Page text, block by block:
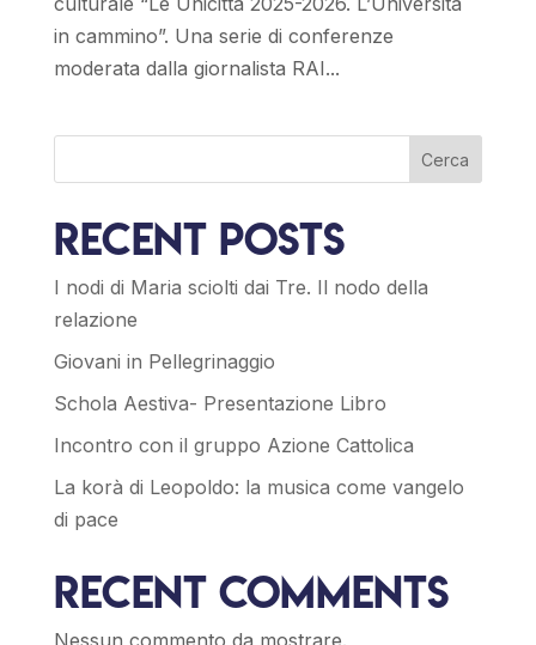
in cammino”. Una serie di conferenze
moderata dalla giornalista RAI...
Cerca
Recent Posts
I nodi di Maria sciolti dai Tre. Il nodo della
relazione
Giovani in Pellegrinaggio
Schola Aestiva- Presentazione Libro
Incontro con il gruppo Azione Cattolica
La korà di Leopoldo: la musica come vangelo
di pace
Recent Comments